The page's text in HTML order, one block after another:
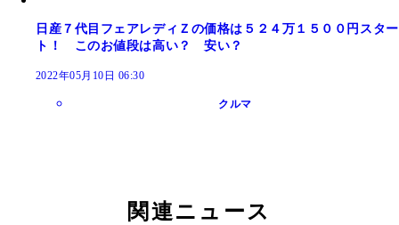
日産７代目フェアレディＺの価格は５２４万１５００円スター
ト！ このお値段は高い？ 安い？
2022年05月10日 06:30
クルマ
関連ニュース